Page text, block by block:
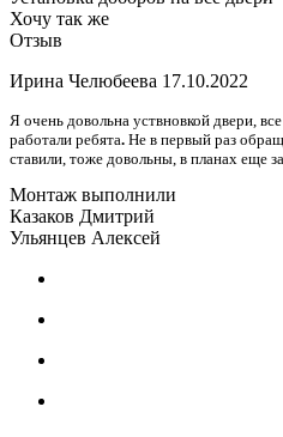
Хочу так же
Отзыв
Ирина Челюбеева 17.10.2022
Я очень довольна уствновкой двери,
работали ребята. Не в первый раз
ставили, тоже довольны, в планах еще
Монтаж выполнили
Казаков Дмитрий
Ульянцев Алексей